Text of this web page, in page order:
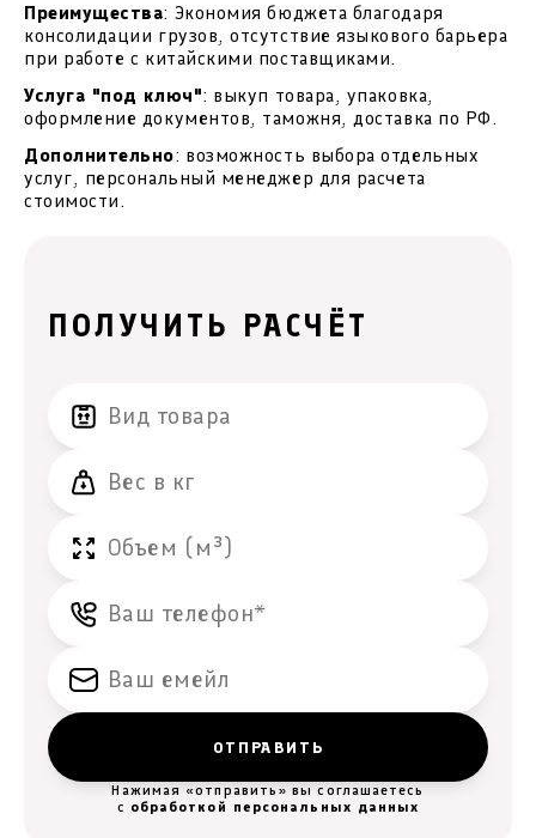
Преимущества: Экономия бюджета благодаря
консолидации грузов, отсутствие языкового барьера
при работе с китайскими поставщиками.
Услуга "под ключ": выкуп товара, упаковка,
оформление документов, таможня, доставка по РФ.
Дополнительно: возможность выбора отдельных
услуг, персональный менеджер для расчета
стоимости.
ПОЛУЧИТЬ РАСЧЁТ
Нажимая «отправить» вы соглашаетесь
с обработкой персональных данных